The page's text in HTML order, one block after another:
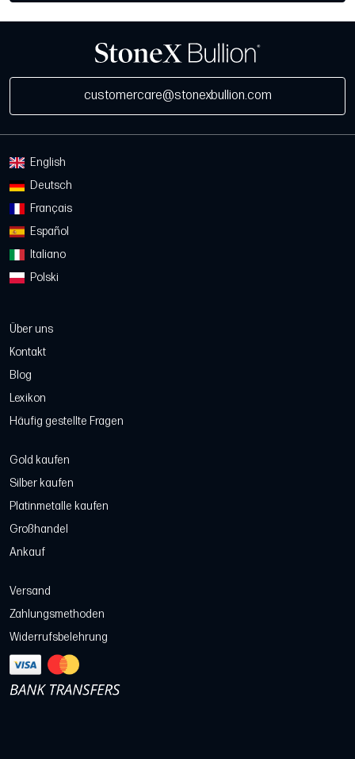
customercare@stonexbullion.com
English
Deutsch
Français
Español
Italiano
Polski
Über uns
Kontakt
Blog
Lexikon
Häufig gestellte Fragen
Gold kaufen
Silber kaufen
Platinmetalle kaufen
Großhandel
Ankauf
Versand
Zahlungsmethoden
Widerrufsbelehrung